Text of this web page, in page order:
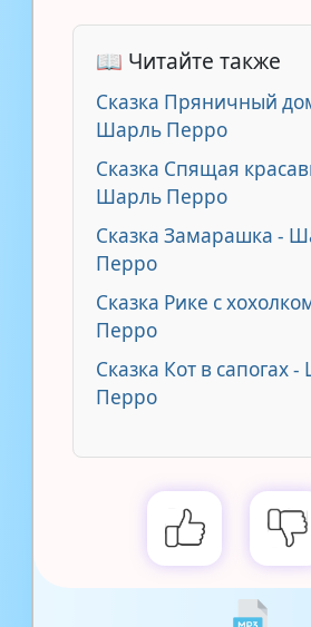
📖 Читайте также
Сказка Пряничный
Шарль Перро
Сказка Спящая
Шарль Перро
Сказка Замарашка -
Перро
Сказка Рике с
Перро
Сказка Кот в сапогах
Перро